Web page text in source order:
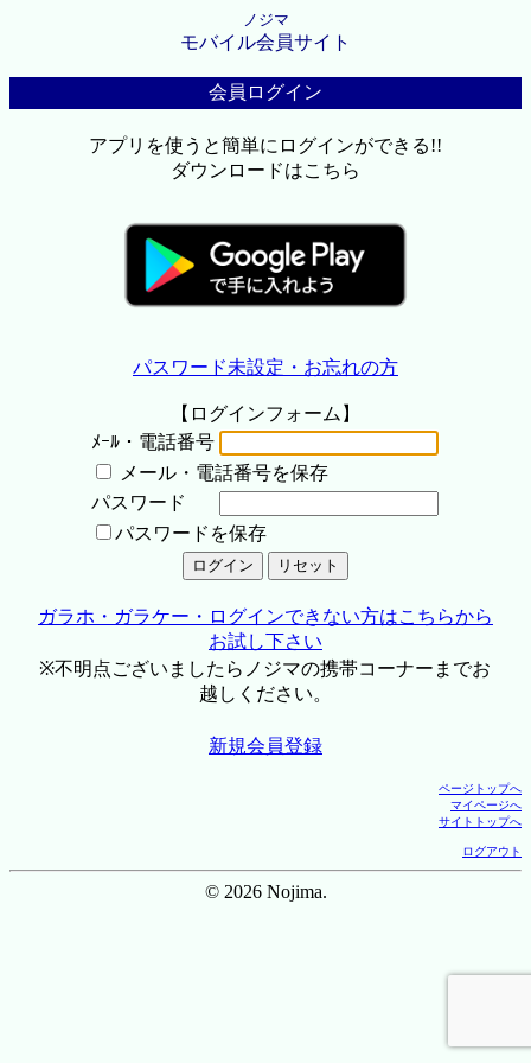
ノジマ
モバイル会員サイト
会員ログイン
アプリを使うと簡単にログインができる!!
ダウンロードはこちら
パスワード未設定・お忘れの方
【ログインフォーム】
ﾒｰﾙ・電話番号
メール・電話番号を保存
パスワード
パスワードを保存
ガラホ・ガラケー・ログインできない方はこちらから
お試し下さい
※不明点ございましたらノジマの携帯コーナーまでお
越しください。
新規会員登録
ページトップへ
マイページへ
サイトトップへ
ログアウト
© 2026 Nojima.